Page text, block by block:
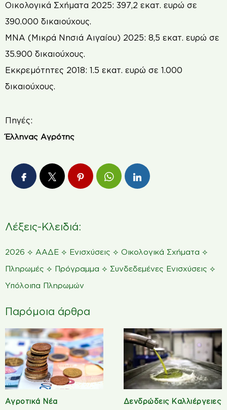
Οικολογικά Σχήματα 2025: 397,2 εκατ. ευρώ σε
390.000 δικαιούχους.
ΜΝΑ (Μικρά Νησιά Αιγαίου) 2025: 8,5 εκατ. ευρώ σε
35.900 δικαιούχους.
Εκκρεμότητες 2018: 1.5 εκατ. ευρώ σε 1.000
δικαιούχους.
Πηγές:
Έλληνας Αγρότης
Λέξεις-Κλειδιά:
2026 ⟡ ΑΑΔΕ ⟡ Ενισχύσεις ⟡ Οικολογικά Σχήματα ⟡
Πληρωμές ⟡ Πρόγραμμα ⟡ Συνδεδεμένες Ενισχύσεις ⟡
Υπόλοιπα Πληρωμών
Παρόμοια άρθρα
Αγροτικά Νέα Δενδρώδεις Καλλιέργειες